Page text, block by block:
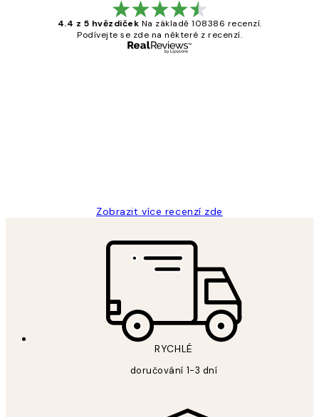
4.4 z 5 hvězdiček Na základě 108386 recenzí.
Podívejte se zde na některé z recenzí.
Zobrazit více recenzí zde
RYCHLÉ
doručování 1-3 dní